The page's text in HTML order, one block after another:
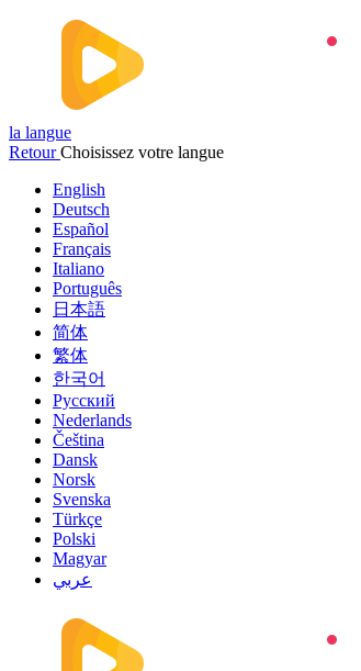
la langue
Retour Choisissez votre langue
English
Deutsch
Español
Français
Italiano
Português
日本語
简体
繁体
한국어
Русский
Nederlands
Čeština
Dansk
Norsk
Svenska
Türkçe
Polski
Magyar
عربي